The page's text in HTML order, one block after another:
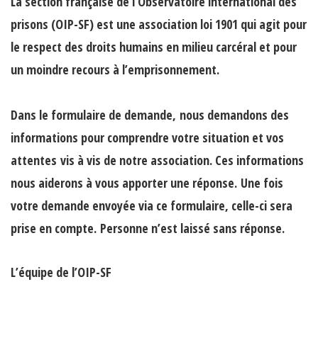
prisons (OIP-SF) est une association loi 1901 qui agit pour
le respect des droits humains en milieu carcéral et pour
un moindre recours à l’emprisonnement.
Dans le formulaire de demande, nous demandons des
informations pour comprendre votre situation et vos
attentes vis à vis de notre association. Ces informations
nous aiderons à vous apporter une réponse. Une fois
votre demande envoyée via ce formulaire, celle-ci sera
prise en compte. Personne n’est laissé sans réponse.
L’équipe de l’OIP-SF